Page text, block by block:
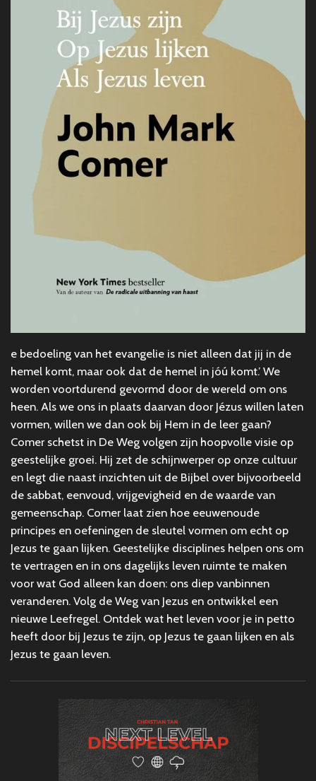
e bedoeling van het evangelie is niet alleen dat jij in de
hemel komt, maar ook dat de hemel in jóú komt.’ We
worden voortdurend gevormd door de wereld om ons
heen. Als we ons in plaats daarvan door Jézus willen laten
vormen, willen we dan ook bij Hem in de leer gaan?
Comer schetst in De Weg volgen zijn hoopvolle visie op
geestelijke groei. Hij zet de schijnwerper op onze cultuur
en legt die naast inzichten uit de Bijbel over bijvoorbeeld
de sabbat, eenvoud, vrijgevigheid en de waarde van
gemeenschap. Comer laat zien hoe eeuwenoude
principes en oefeningen de sleutel vormen om echt op
Jezus te gaan lijken. Geestelijke disciplines helpen ons om
te vertragen en in ons dagelijks leven ruimte te maken
voor wat God alleen kan doen: ons diep vanbinnen
veranderen. Volg de Weg van Jezus en ontwikkel een
nieuwe Leefregel. Ontdek wat het leven voor je in petto
heeft door bij Jezus te zijn, op Jezus te gaan lijken en als
Jezus te gaan leven.